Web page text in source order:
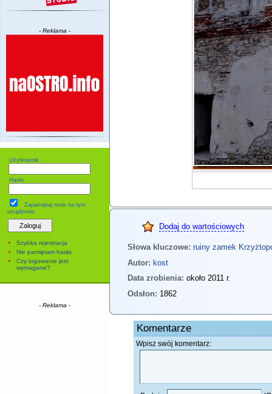
- Reklama -
Użytkownik
Hasło
Zapamiętaj mniena tym
urządzeniu
Szybka rejestracja
Nie pamiętam hasła
Czy logowanie jest
wymagane?
- Reklama -
Dodaj do wartościowych
Słowa kluczowe: ruiny zamek
Autor: kost
Data zrobienia: około 2011 r.
Odsłon: 1862
Komentarze
Wpisz swój komentarz: